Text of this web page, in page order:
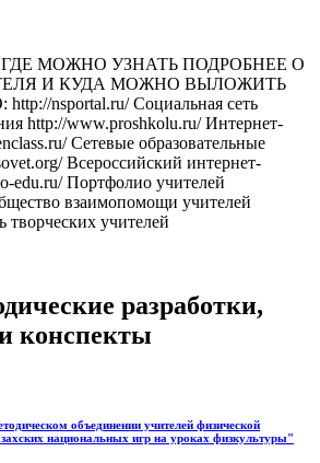
МОЖНО УЗНАТЬ ПОДРОБНЕЕ О
И КУДА МОЖНО ВЫЛОЖИТЬ
nsportal.ru/ Социальная сеть
http://www.proshkolu.ru/ Интернет-
Сетевые образовательные
Всероссийский интернет-
edu.ru/ Портфолио учителей
взаимопомощи учителей
учителей
разработки,
конспекты
объединении учителей физической
национальных игр на уроках физкультуры"